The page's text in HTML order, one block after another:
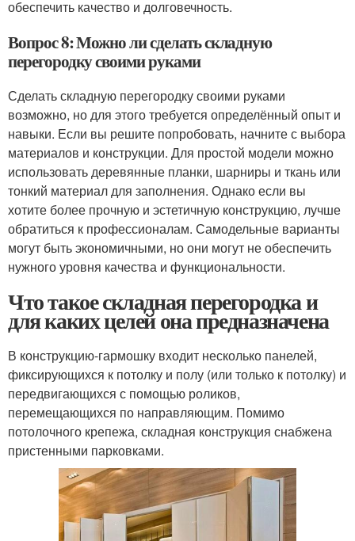
обеспечить качество и долговечность.
Вопрос 8: Можно ли сделать складную
перегородку своими руками
Сделать складную перегородку своими руками
возможно, но для этого требуется определённый опыт и
навыки. Если вы решите попробовать, начните с выбора
материалов и конструкции. Для простой модели можно
использовать деревянные планки, шарниры и ткань или
тонкий материал для заполнения. Однако если вы
хотите более прочную и эстетичную конструкцию, лучше
обратиться к профессионалам. Самодельные варианты
могут быть экономичными, но они могут не обеспечить
нужного уровня качества и функциональности.
Что такое складная перегородка и
для каких целей она предназначена
В конструкцию-гармошку входит несколько панелей,
фиксирующихся к потолку и полу (или только к потолку) и
передвигающихся с помощью роликов,
перемещающихся по направляющим. Помимо
потолочного крепежа, складная конструкция снабжена
пристенными парковками.